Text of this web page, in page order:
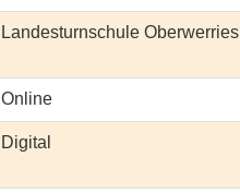
Landesturnschule Oberwerries
Online
Digital